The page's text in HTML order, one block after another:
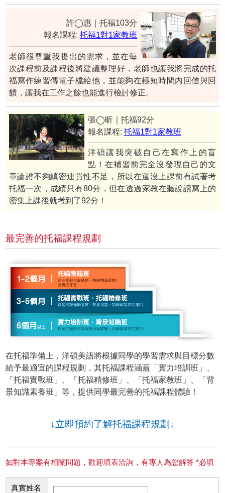
許◯惠｜托福103分
報名課程:托福1對1家教班
老師很尊重我提出的需求，並在每
次課程前及課程後將建議整理好，老師也讓我將完成的托
福寫作練習傳電子檔給他，並能夠在極短時間內回信與回
饋，讓我在工作之餘也能進行檢討修正。
張◯昕｜托福92分
報名課程: 托福1對1家教班
洋碩讓我突破自己在寫作上的盲
點！在補習前完全沒發現自己的文
章論證不夠縝密連貫性不足，所以在還沒上課前有試著考
托福一次，成績只有80分，但在透過家教在聽說讀寫上的
密集上課後就考到了92分！
最完善的托福課程規劃
在托福準備上，洋碩美語將根據同學的學習需求與目標分數
給予最適宜的課程規劃，其托福課程涵蓋「實力培訓班」、
「托福實戰班」、「托福精修班」、「托福家教班」、「背
景知識素養班」等，提供同學最完善的托福課程體驗！
↓立即預約了解托福課程規劃↓
如對本專案有相關問題，歡迎填表洽詢，有專人為您解答 *必填
真實姓名